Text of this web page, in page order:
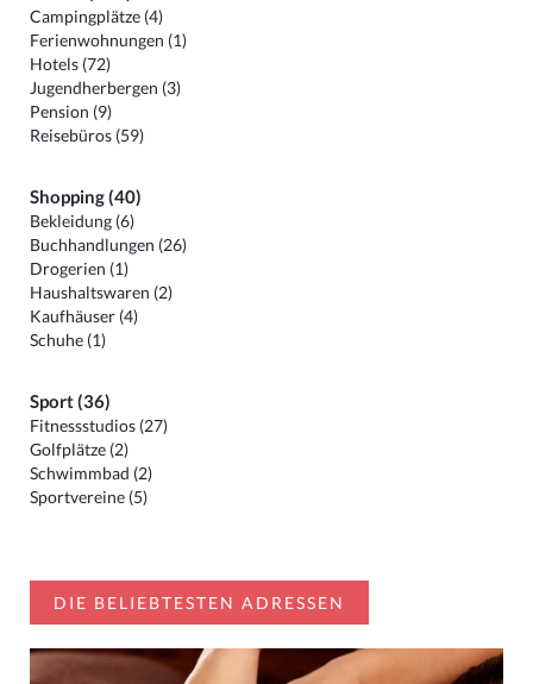
Campingplätze (4)
Ferienwohnungen (1)
Hotels (72)
Jugendherbergen (3)
Pension (9)
Reisebüros (59)
Shopping (40)
Bekleidung (6)
Buchhandlungen (26)
Drogerien (1)
Haushaltswaren (2)
Kaufhäuser (4)
Schuhe (1)
Sport (36)
Fitnessstudios (27)
Golfplätze (2)
Schwimmbad (2)
Sportvereine (5)
DIE BELIEBTESTEN ADRESSEN